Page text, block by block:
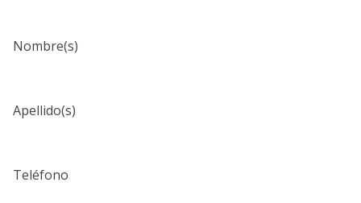
Nombre(s)
Apellido(s)
Teléfono